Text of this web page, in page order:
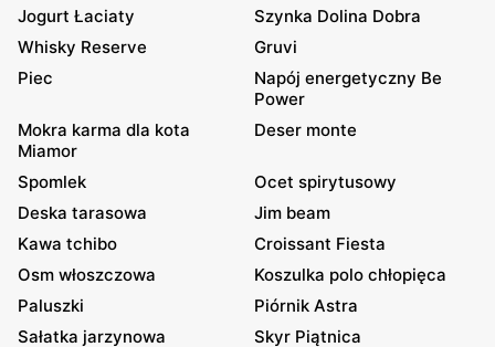
Jogurt Łaciaty
Szynka Dolina Dobra
Whisky Reserve
Gruvi
Piec
Napój energetyczny Be
Power
Mokra karma dla kota
Miamor
Deser monte
Spomlek
Ocet spirytusowy
Deska tarasowa
Jim beam
Kawa tchibo
Croissant Fiesta
Osm włoszczowa
Koszulka polo chłopięca
Paluszki
Piórnik Astra
Sałatka jarzynowa
Skyr Piątnica